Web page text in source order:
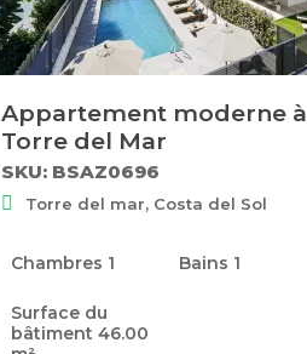
Appartement moderne à
Torre del Mar
SKU: BSAZ0696
Torre del mar, Costa del Sol
Chambres 1 Bains 1
Surface du
bâtiment 46.00